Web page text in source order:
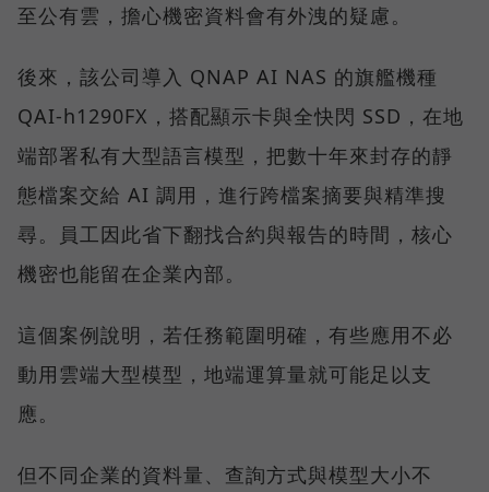
至公有雲，擔心機密資料會有外洩的疑慮。
後來，該公司導入 QNAP AI NAS 的旗艦機種
QAI-h1290FX，搭配顯示卡與全快閃 SSD，在地
端部署私有大型語言模型，把數十年來封存的靜
態檔案交給 AI 調用，進行跨檔案摘要與精準搜
尋。員工因此省下翻找合約與報告的時間，核心
機密也能留在企業內部。
這個案例說明，若任務範圍明確，有些應用不必
動用雲端大型模型，地端運算量就可能足以支
應。
但不同企業的資料量、查詢方式與模型大小不